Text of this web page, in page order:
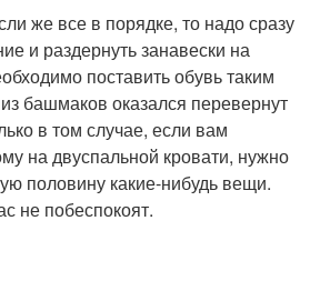
же все в порядке, то надо сразу
и раздернуть занавески на
поставить обувь таким
башмаков оказался перевернут
в том случае, если вам
на двуспальной кровати, нужно
половину какие-нибудь вещи.
не побеспокоят.